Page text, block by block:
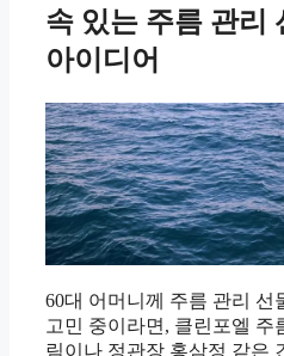
속 있는 주름 관리
아이디어
60대 어머니께 주름 관리 선
고민 중이라면, 클린포엘 주
림이나 정관장 홍삼정 같은